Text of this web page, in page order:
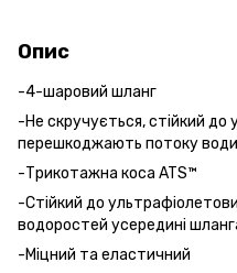
Опис
-4-шаровий шланг
-Не скручується, стійкий до
перешкоджають потоку
-Трикотажна коса ATS™
-Стійкий до
водоростей усередині
-Міцний та еластичний